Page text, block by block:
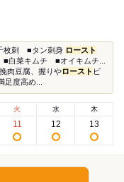
枚刺 ■タン刺身 ロースト
白菜キムチ ■オイキムチ...⁡
肉豆腐、握りやロースト ビ
度高め...
火
11
水
12
木
13